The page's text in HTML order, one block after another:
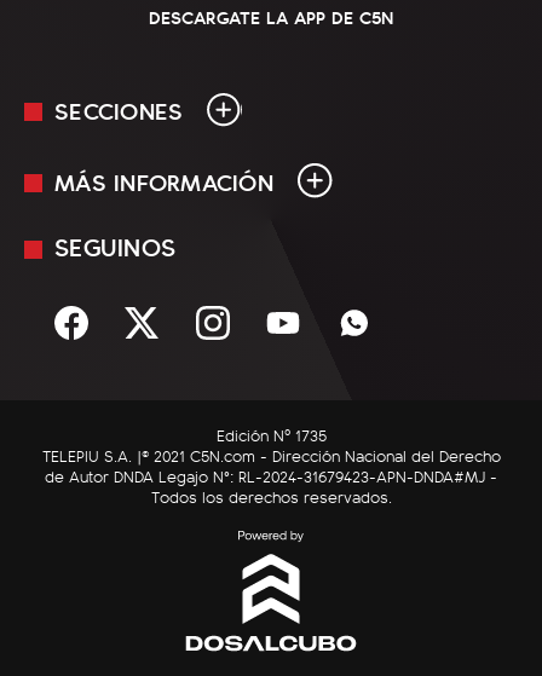
DESCARGATE LA APP DE C5N
SECCIONES
En Vivo
Sociedad
C5N Autos
RatingCero
MÁS INFORMACIÓN
Mediakit
Términos y condiciones
SEGUINOS
Edición Nº 1735
TELEPIU S.A. |© 2021 C5N.com - Dirección Nacional del Derecho
de Autor DNDA Legajo N°: RL-2024-31679423-APN-DNDA#MJ -
Todos los derechos reservados.